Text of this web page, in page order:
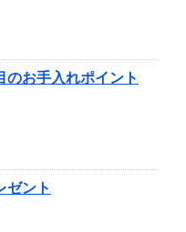
のお手入れポイント
ゼント